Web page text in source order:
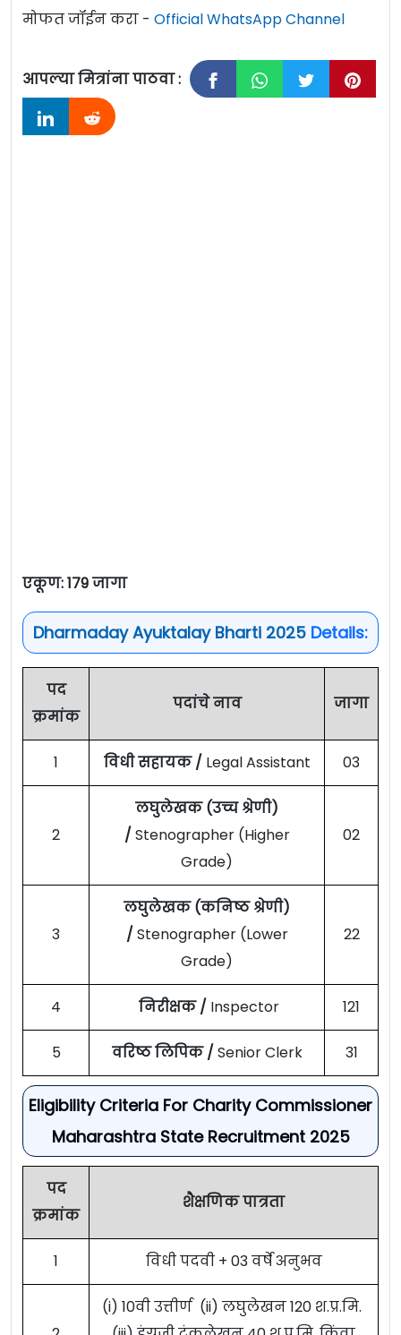
मोफत जॉईन करा - Official WhatsApp Channel
आपल्या मित्रांना पाठवा :
एकूण: 179 जागा
Dharmaday Ayuktalay Bharti 2025 Details:
पद
क्रमांक
पदांचे नाव जागा
1 विधी सहायक / Legal Assistant 03
2
लघुलेखक (उच्च श्रेणी)
/ Stenographer (Higher
Grade)
02
3
लघुलेखक (कनिष्ठ श्रेणी)
/ Stenographer (Lower
Grade)
22
4 निरीक्षक / Inspector 121
5 वरिष्ठ लिपिक / Senior Clerk 31
Eligibility Criteria For Charity Commissioner
Maharashtra State Recruitment 2025
पद
क्रमांक
शैक्षणिक पात्रता
1 विधी पदवी + 03 वर्षे अनुभव
(i) 10वी उत्तीर्ण (ii) लघुलेखन 120 श.प्र.मि.